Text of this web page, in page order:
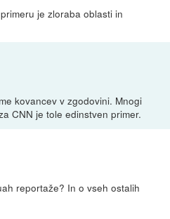
je zloraba oblasti in
kovancev v zgodovini. Mnogi
CNN je tole edinstven primer.
reportaže? In o vseh ostalih